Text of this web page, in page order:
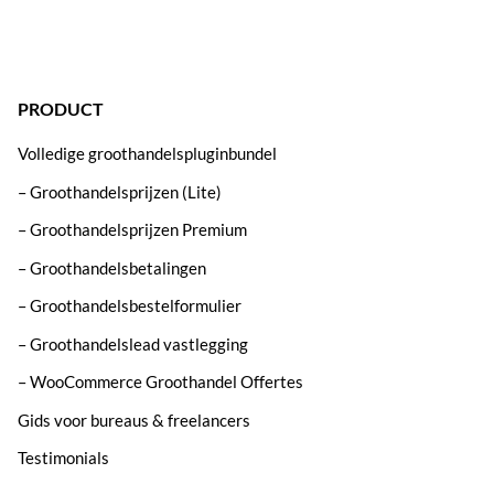
PRODUCT
Volledige groothandelspluginbundel
– Groothandelsprijzen (Lite)
– Groothandelsprijzen Premium
– Groothandelsbetalingen
– Groothandelsbestelformulier
– Groothandelslead vastlegging
– WooCommerce Groothandel Offertes
Gids voor bureaus & freelancers
Testimonials